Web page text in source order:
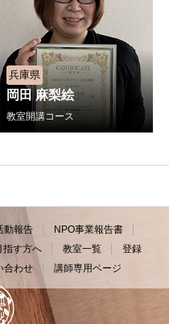
兵庫県
岡田 麻梨絵
教室開講コース
動報告
NPO事業報告書
指す方へ 教室一覧
登録
合わせ 講師専用ページ